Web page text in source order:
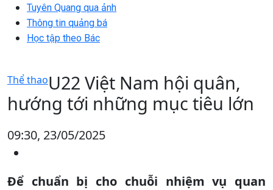
Tuyên Quang qua ảnh
Thông tin quảng bá
Học tập theo Bác
Thể thaoU22 Việt Nam hội quân,
hướng tới những mục tiêu lớn
09:30, 23/05/2025
Để chuẩn bị cho chuỗi nhiệm vụ quan